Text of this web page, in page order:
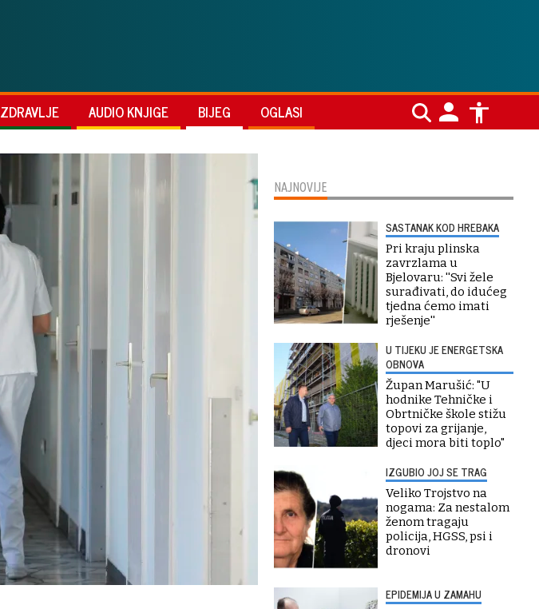
ZDRAVLJE AUDIO KNJIGE BIJEG OGLASI
NAJNOVIJE
SASTANAK KOD HREBAKA
Pri kraju plinska
zavrzlama u
Bjelovaru: ''Svi žele
surađivati, do idućeg
tjedna ćemo imati
rješenje''
U TIJEKU JE ENERGETSKA
OBNOVA
Župan Marušić: "U
hodnike Tehničke i
Obrtničke škole stižu
topovi za grijanje,
djeci mora biti toplo"
IZGUBIO JOJ SE TRAG
Veliko Trojstvo na
nogama: Za nestalom
ženom tragaju
policija, HGSS, psi i
dronovi
EPIDEMIJA U ZAMAHU